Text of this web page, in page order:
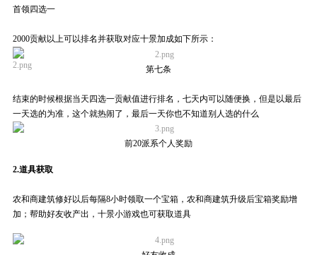
首领四选一
2000贡献以上可以排名并获取对应十景加成如下所示：
第七条
结束的时候根据当天四选一贡献值进行排名，七天内可以随便换，但是以最后
一天选的为准，这个就热闹了，最后一天你也不知道别人选的什么
前20派系个人奖励
2.道具获取
农和商建筑修好以后每隔8小时领取一个宝箱，农和商建筑升级后宝箱奖励增
加；帮助好友收产出，十景小游戏也可获取道具